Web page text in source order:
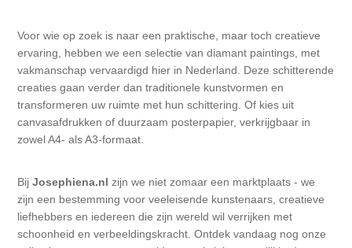
Voor wie op zoek is naar een praktische, maar toch creatieve
ervaring, hebben we een selectie van diamant paintings, met
vakmanschap vervaardigd hier in Nederland. Deze schitterende
creaties gaan verder dan traditionele kunstvormen en
transformeren uw ruimte met hun schittering. Of kies uit
canvasafdrukken of duurzaam posterpapier, verkrijgbaar in
zowel A4- als A3-formaat.
BijJosephiena.nl zijn we niet zomaar een marktplaats - we
zijn een bestemming voor veeleisende kunstenaars, creatieve
liefhebbers en iedereen die zijn wereld wil verrijken met
schoonheid en verbeeldingskracht. Ontdek vandaag nog onze